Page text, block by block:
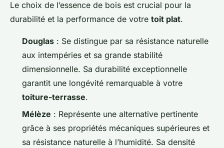
Le choix de l’essence de bois est crucial pour la
durabilité et la performance de votre toit plat.
Douglas : Se distingue par sa résistance naturelle
aux intempéries et sa grande stabilité
dimensionnelle. Sa durabilité exceptionnelle
garantit une longévité remarquable à votre
toiture-terrasse.
Mélèze : Représente une alternative pertinente
grâce à ses propriétés mécaniques supérieures et
sa résistance naturelle à l’humidité. Sa densité